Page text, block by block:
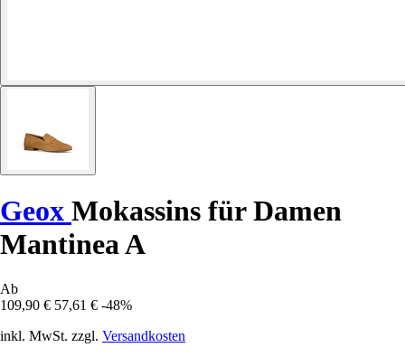
Geox Mokassins für Damen
Mantinea A
Ab
109,90 € 57,61 € -48%
inkl. MwSt. zzgl. Versandkosten